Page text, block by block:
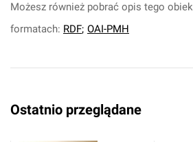
Możesz również pobrać opis tego
formatach: RDF; OAI-PMH
Ostatnio przeglądane